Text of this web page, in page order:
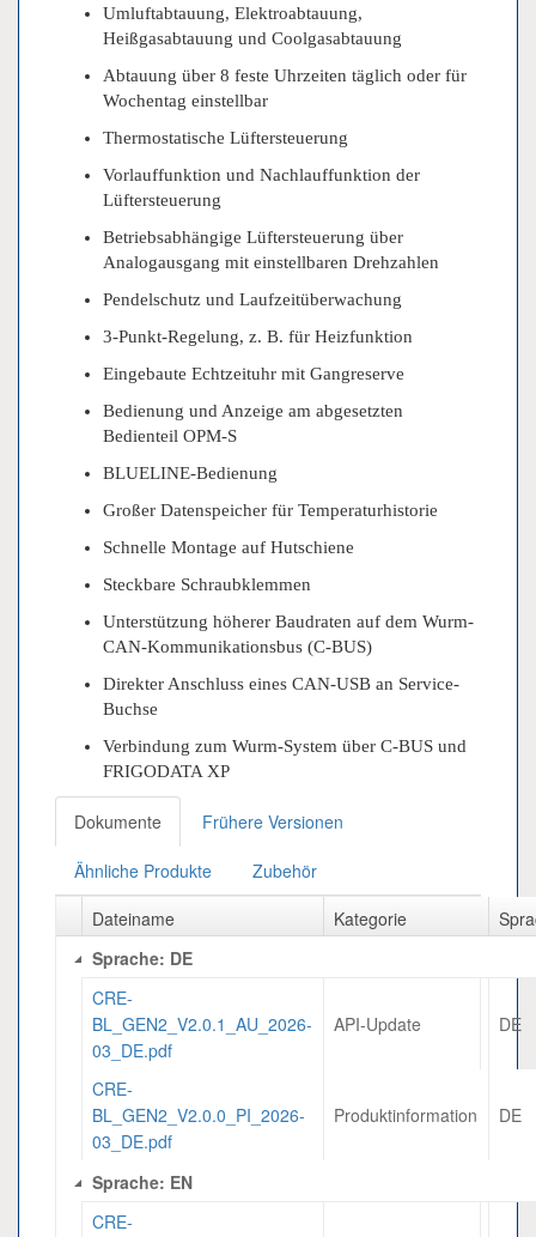
Umluftabtauung, Elektroabtauung,
Heißgasabtauung und Coolgasabtauung
Abtauung über 8 feste Uhrzeiten täglich oder für
Wochentag einstellbar
Thermostatische Lüftersteuerung
Vorlauffunktion und Nachlauffunktion der
Lüftersteuerung
Betriebsabhängige Lüftersteuerung über
Analogausgang mit einstellbaren Drehzahlen
Pendelschutz und Laufzeitüberwachung
3-Punkt-Regelung, z. B. für Heizfunktion
Eingebaute Echtzeituhr mit Gangreserve
Bedienung und Anzeige am abgesetzten
Bedienteil OPM-S
BLUELINE-Bedienung
Großer Datenspeicher für Temperaturhistorie
Schnelle Montage auf Hutschiene
Steckbare Schraubklemmen
Unterstützung höherer Baudraten auf dem Wurm-
CAN-Kommunikationsbus (C-BUS)
Direkter Anschluss eines CAN-USB an Service-
Buchse
Verbindung zum Wurm-System über C-BUS und
FRIGODATA XP
Dokumente Frühere Versionen
Ähnliche Produkte
Zubehör
Dateiname
Kategorie
Sprache: DE
CRE-
BL_GEN2_V2.0.1_AU_2026-
03_DE.pdf
API-Update DE
CRE-
BL_GEN2_V2.0.0_PI_2026-
03_DE.pdf
Produktinformation DE
Sprache: EN
CRE-